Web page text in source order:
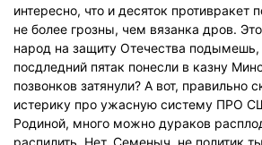
интересно, что и десяток противракет
не более грозны, чем вязанка дров.
народ на защиту Отечества подымешь,
посдледний пятак понесли в казну
позвонков затянули? А вот, правильно
истерику про ужасную систему ПРО
Родиной, много можно дураков
распилить. Нет, Семеныч, не политик